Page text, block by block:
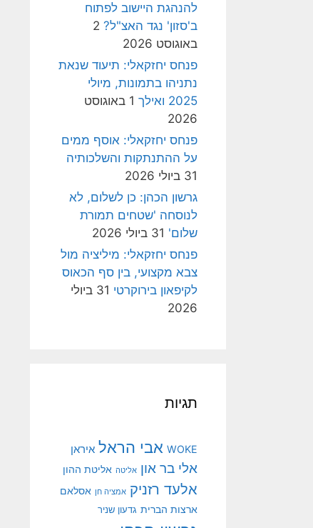
להנהגת היישוב לפתוח
ב'סזון' נגד האצ"ל? 2
באוגוסט 2026
פנחס יחזקאלי: תיעוד שנאת
נתניהו בתמונות, מיולי
2025 ואילך
1 באוגוסט
2026
פנחס יחזקאלי: אוסף ממים
על ההתנתקות והשלכותיה
31 ביולי 2026
גרשון הכהן: כן לשלום, לא
לנוסחה 'שטחים תמורת
שלום' 31 ביולי 2026
פנחס יחזקאלי: מיליציה מול
צבא מקצועי, בין סף הכאוס
לקיפאון בירוקרטי
31 ביולי
2026
תגיות
WOKE אבי הראל איראן
אלי בר און אליטה אליטת ההון
אלעד רזניק אמציה חן אסלאם
ארצות הברית גדעון שניר